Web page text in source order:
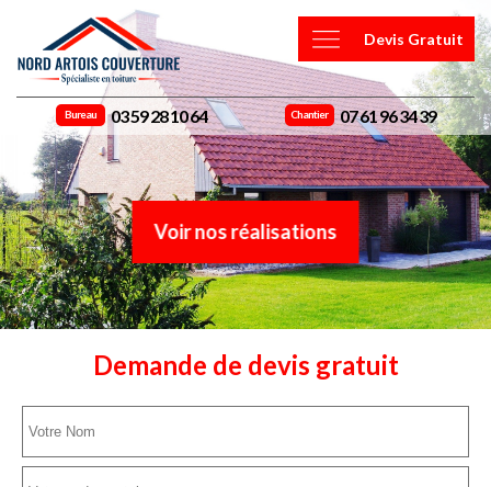
Devis Gratuit
Bureau 03 59 28 10 64 Chantier 07 61 96 34 39
Voir nos réalisations
Demande de devis gratuit